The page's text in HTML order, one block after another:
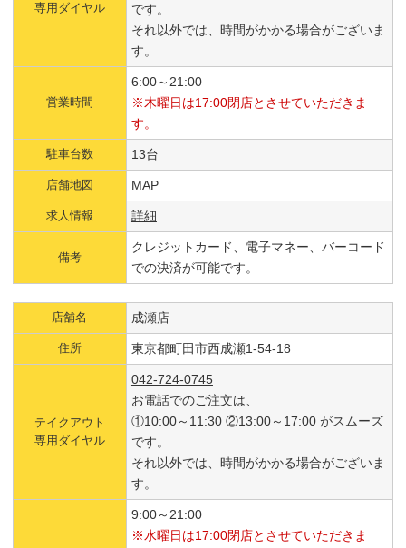
専用ダイヤル
です。
それ以外では、時間がかかる場合がございま
す。
営業時間
6:00～21:00
※木曜日は17:00閉店とさせていただきま
す。
駐車台数 13台
店舗地図 MAP
求人情報 詳細
備考
クレジットカード、電子マネー、バーコード
での決済が可能です。
店舗名 成瀬店
住所 東京都町田市西成瀬1-54-18
テイクアウト
専用ダイヤル
042-724-0745
お電話でのご注文は、
①10:00～11:30 ②13:00～17:00 がスムーズ
です。
それ以外では、時間がかかる場合がございま
す。
9:00～21:00
※水曜日は17:00閉店とさせていただきま